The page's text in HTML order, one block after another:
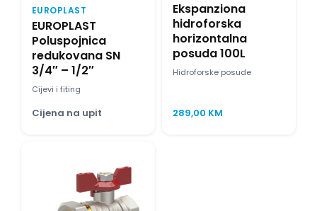
EUROPLAST
EUROPLAST
Poluspojnica
redukovana SN
3/4″ – 1/2″
Cijevi i fiting
Cijena na upit
Ekspanziona
hidroforska
horizontalna
posuda 100L
Hidroforske posude
289,00 KM